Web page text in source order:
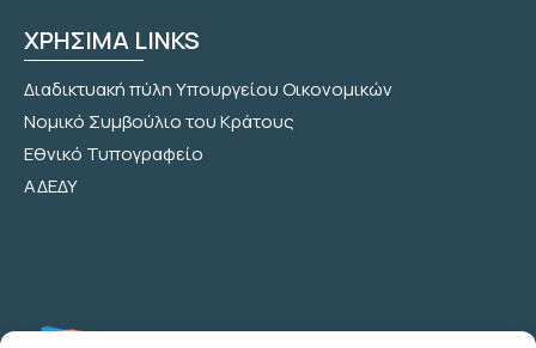
ΧΡΗΣΙΜΑ LINKS
Διαδικτυακή πύλη Υπουργείου Οικονομικών
Νομικό Συμβούλιο του Κράτους
Εθνικό Τυπογραφείο
ΑΔΕΔΥ